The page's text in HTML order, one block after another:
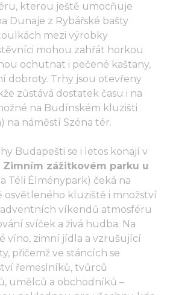
kterou ještě umocňuje
Dunaje z Rybářské bašty
mezi výrobky
mohou zahřát horkou
ochutnat i pečené kaštany,
dobroty. Trhy jsou otevřeny
zůstává dostatek času i na
na Budínském kluzišti
na náměstí Széna tér.
Budapešti se i letos konají v
Zimním zážitkovém parku u
Téli Élménypark) čeká na
osvětleného kluziště i množství
víkendů atmosféru
svíček a živá hudba. Na
víno, zimní jídla a vzrušující
přičemž ve stáncích se
řemeslníků, tvůrců
umělců a obchodníků –